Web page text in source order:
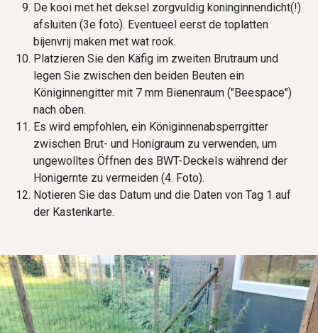
De kooi met het deksel zorgvuldig koninginnendicht(!)
afsluiten (3e foto). Eventueel eerst de toplatten
bijenvrij maken met wat rook.
Platzieren Sie den Käfig im zweiten Brutraum und
legen Sie zwischen den beiden Beuten ein
Königinnengitter mit 7 mm Bienenraum ("Beespace")
nach oben.
Es wird empfohlen, ein Königinnenabsperrgitter
zwischen Brut- und Honigraum zu verwenden, um
ungewolltes Öffnen des BWT-Deckels während der
Honigernte zu vermeiden (4. Foto).
Notieren Sie das Datum und die Daten von Tag 1 auf
der Kastenkarte.